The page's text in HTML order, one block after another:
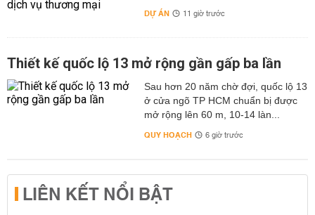
DỰ ÁN 11 giờ trước
Thiết kế quốc lộ 13 mở rộng gần gấp ba lần
Sau hơn 20 năm chờ đợi, quốc lộ 13
ở cửa ngõ TP HCM chuẩn bị được
mở rộng lên 60 m, 10-14 làn...
QUY HOẠCH 6 giờ trước
LIÊN KẾT NỔI BẬT